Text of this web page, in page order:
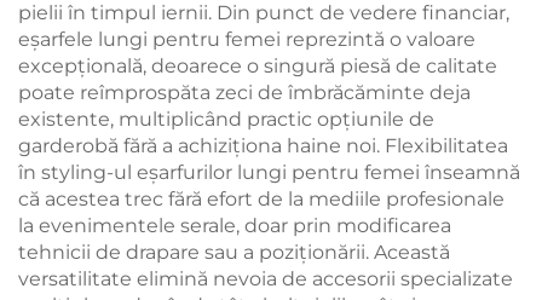
pielii în timpul iernii. Din punct de vedere financiar,
eşarfele lungi pentru femei reprezintă o valoare
excepțională, deoarece o singură piesă de calitate
poate reîmprospăta zeci de îmbrăcăminte deja
existente, multiplicând practic opțiunile de
garderobă fără a achiziționa haine noi. Flexibilitatea
în styling-ul eşarfurilor lungi pentru femei înseamnă
că acestea trec fără efort de la mediile profesionale
la evenimentele serale, doar prin modificarea
tehnicii de drapare sau a poziționării. Această
versatilitate elimină nevoia de accesorii specializate